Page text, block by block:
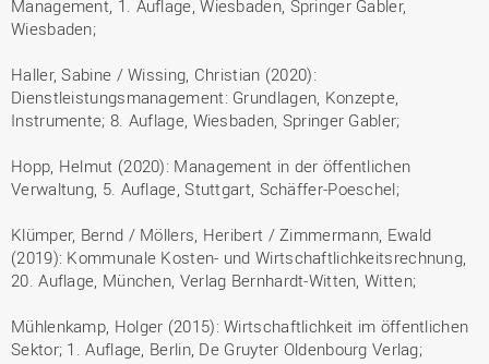
Management, 1. Auflage, Wiesbaden, Springer Gabler,
Wiesbaden;
Haller, Sabine / Wissing, Christian (2020):
Dienstleistungsmanagement: Grundlagen, Konzepte,
Instrumente; 8. Auflage, Wiesbaden, Springer Gabler;
Hopp, Helmut (2020): Management in der öffentlichen
Verwaltung, 5. Auflage, Stuttgart, Schäffer-Poeschel;
Klümper, Bernd / Möllers, Heribert / Zimmermann, Ewald
(2019): Kommunale Kosten- und Wirtschaftlichkeitsrechnung,
20. Auflage, München, Verlag Bernhardt-Witten, Witten;
Mühlenkamp, Holger (2015): Wirtschaftlichkeit im öffentlichen
Sektor; 1. Auflage, Berlin, De Gruyter Oldenbourg Verlag;